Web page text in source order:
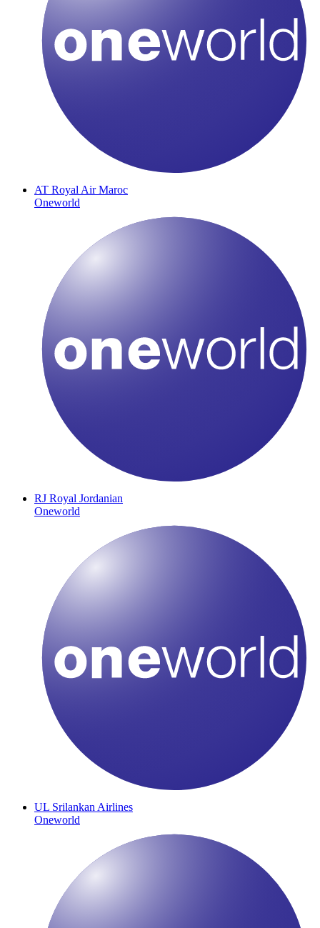
AT Royal Air Maroc
Oneworld
RJ Royal Jordanian
Oneworld
UL Srilankan Airlines
Oneworld